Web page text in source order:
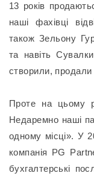
13 років
наші фахівці
також Зельону
та навіть
створили, продали
Проте на цьому
Недаремно наші
одному місці». У
компанія PG
бухгалтерські